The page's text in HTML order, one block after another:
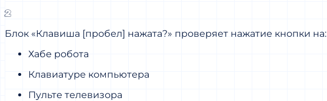
2
Блок «Клавиша [пробел] нажата?» проверяет нажатие кнопки на:
Хабе робота
Клавиатуре компьютера
Пульте телевизора